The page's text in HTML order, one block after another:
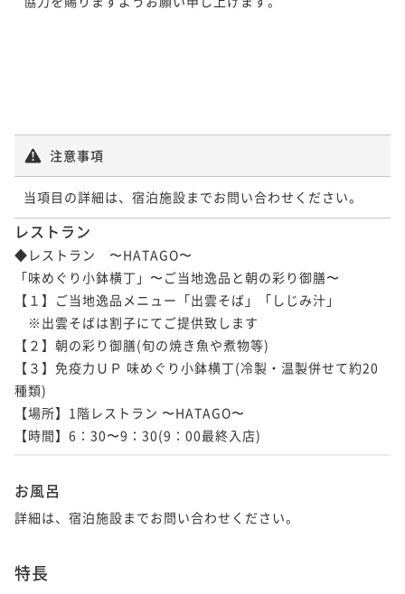
注意事項
当項目の詳細は、宿泊施設までお問い合わせください。
レストラン
◆レストラン　〜HATAGO〜
「味めぐり小鉢横丁」〜ご当地逸品と朝の彩り御膳〜
【１】ご当地逸品メニュー「出雲そば」「しじみ汁」
※出雲そばは割子にてご提供致します
【２】朝の彩り御膳(旬の焼き魚や煮物等)
【３】免疫力ＵＰ 味めぐり小鉢横丁(冷製・温製併せて約20
種類)
【場所】1階レストラン 〜HATAGO〜
【時間】6：30〜9：30(9：00最終入店)
お風呂
詳細は、宿泊施設までお問い合わせください。
特長